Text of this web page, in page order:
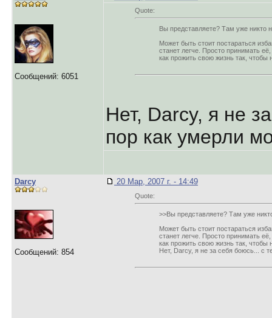
Сообщений: 6051
Quote:
Вы представляете? Там уже никто
Может быть стоит постараться
станет легче. Просто принимать
как прожить свою жизнь так,
Нет, Darcy, я не
пор как умерли
Darcy
Сообщений: 854
20 Мар, 2007 г. - 14:49
Quote:
>>Вы представляете? Там уже
Может быть стоит постараться
станет легче. Просто принимать
как прожить свою жизнь так,
Нет, Darcy, я не за себя боюсь... с